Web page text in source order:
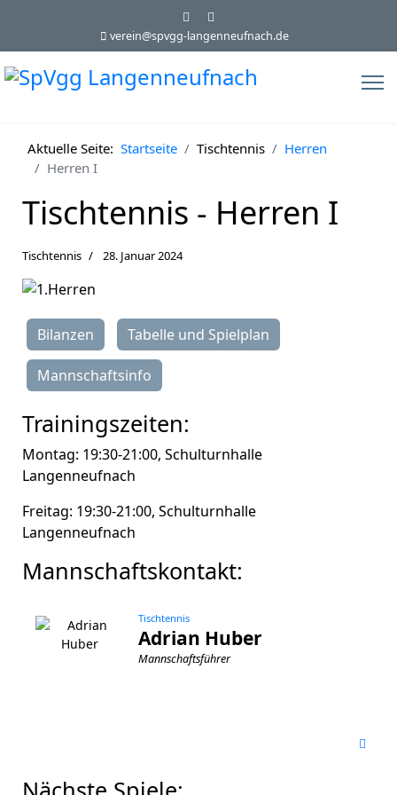
verein@spvgg-langenneufnach.de
Aktuelle Seite: Startseite Tischtennis
Herren
Herren I
Tischtennis - Herren I
Tischtennis 28. Januar 2024
Bilanzen Tabelle und Spielplan
Mannschaftsinfo
Trainingszeiten:
Montag: 19:30-21:00, Schulturnhalle
Langenneufnach
Freitag: 19:30-21:00, Schulturnhalle
Langenneufnach
Mannschaftskontakt:
Tischtennis
Adrian Huber
Mannschaftsführer